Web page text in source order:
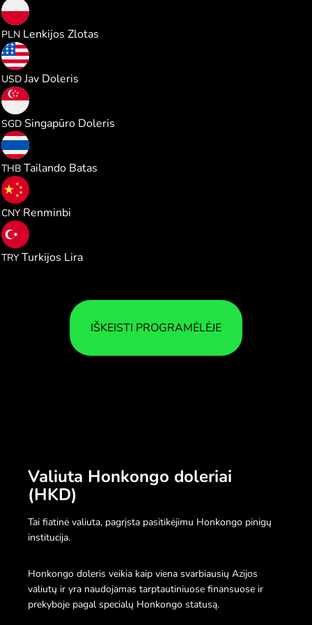
PLN Lenkijos Zlotas
USD Jav Doleris
SGD Singapūro Doleris
THB Tailando Batas
CNY Renminbi
TRY Turkijos Lira
IŠKEISTI PROGRAMĖLĖJE
Valiuta Honkongo doleriai
(HKD)
Tai fiatinė valiuta, pagrįsta pasitikėjimu Honkongo pinigų
institucija.
Honkongo doleris veikia kaip viena svarbiausių Azijos
valiutų ir yra naudojamas tarptautiniuose finansuose ir
prekyboje pagal specialų Honkongo statusą.